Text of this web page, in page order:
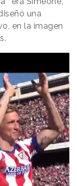
una
en la imagen